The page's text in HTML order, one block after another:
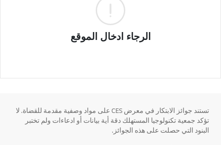
الرجاء ادخال الموقع
تستند جوائز الابتكار في معرض CES على مواد وصفية مقدمة للقضاة. لا
تؤكد جمعية تكنولوجيا المستهلك دقة أية بيانات أو ادعاءات ولم تختبر
البنود التي حصلت على هذه الجوائز.